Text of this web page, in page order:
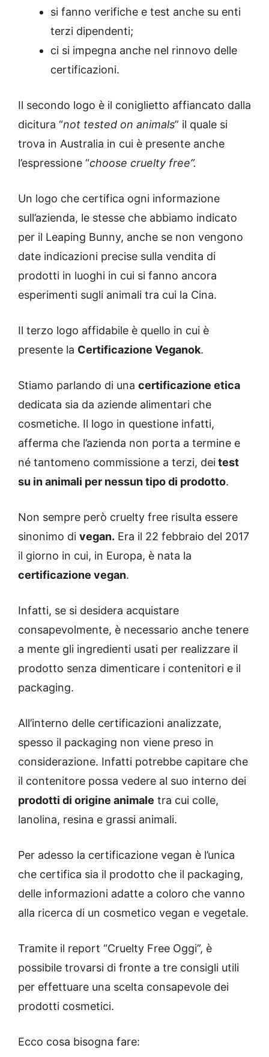
si fanno verifiche e test anche su enti
terzi dipendenti;
ci si impegna anche nel rinnovo delle
certificazioni.
Il secondo logo è il coniglietto affiancato dalla
dicitura “not tested on animals” il quale si
trova in Australia in cui è presente anche
l’espressione “choose cruelty free”.
Un logo che certifica ogni informazione
sull’azienda, le stesse che abbiamo indicato
per il Leaping Bunny, anche se non vengono
date indicazioni precise sulla vendita di
prodotti in luoghi in cui si fanno ancora
esperimenti sugli animali tra cui la Cina.
Il terzo logo affidabile è quello in cui è
presente la Certificazione Veganok.
Stiamo parlando di una certificazione etica
dedicata sia da aziende alimentari che
cosmetiche. Il logo in questione infatti,
afferma che l’azienda non porta a termine e
né tantomeno commissione a terzi, deitest
su in animali per nessun tipo di prodotto.
Non sempre però cruelty free risulta essere
sinonimo di vegan. Era il 22 febbraio del 2017
il giorno in cui, in Europa, è nata la
certificazione vegan.
Infatti, se si desidera acquistare
consapevolmente, è necessario anche tenere
a mente gli ingredienti usati per realizzare il
prodotto senza dimenticare i contenitori e il
packaging.
All’interno delle certificazioni analizzate,
spesso il packaging non viene preso in
considerazione. Infatti potrebbe capitare che
il contenitore possa vedere al suo interno dei
prodotti di origine animale tra cui colle,
lanolina, resina e grassi animali.
Per adesso la certificazione vegan è l’unica
che certifica sia il prodotto che il packaging,
delle informazioni adatte a coloro che vanno
alla ricerca di un cosmetico vegan e vegetale.
Tramite il report “Cruelty Free Oggi”, è
possibile trovarsi di fronte a tre consigli utili
per effettuare una scelta consapevole dei
prodotti cosmetici.
Ecco cosa bisogna fare: